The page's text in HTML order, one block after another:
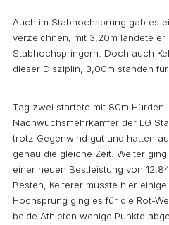
Auch im Stabhochsprung gab es
verzeichnen, mit 3,20m landete er
Stabhochspringern. Doch auch
dieser Disziplin, 3,00m standen
Tag zwei startete mit 80m
Nachwuchsmehrkämfer der LG
trotz Gegenwind gut und hatten
genau die gleiche Zeit. Weiter
einer neuen Bestleistung von
Besten, Kelterer musste hier
Hochsprung ging es für die Rot-
beide Athleten wenige Punkte